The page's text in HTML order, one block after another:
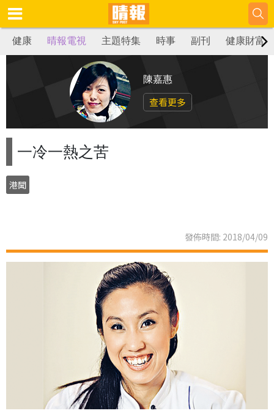
健康 晴報電視 主題特集 時事 副刊 健康財富
陳嘉惠
查看更多
一冷一熱之苦
港聞
發佈時間: 2018/04/09